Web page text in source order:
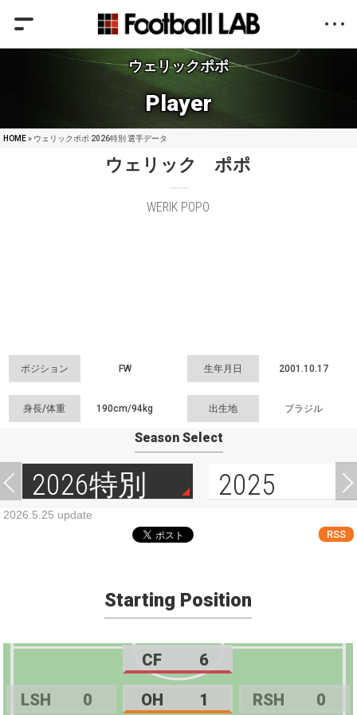
ウェリックポポ
Player
HOME» ウェリックポポ 2026特別 選手データ
ウェリック ポポ
WERIK POPO
ポジション FW 生年月日 2001.10.17
身長/体重 190cm/94kg 出生地 ブラジル
Season Select
2026特別 2025
2026.5.25 update
RSS
Starting Position
CF 6
LSH 0 OH 1 RSH 0